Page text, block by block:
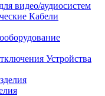
видео/аудиосистем
Кабели
Устройства